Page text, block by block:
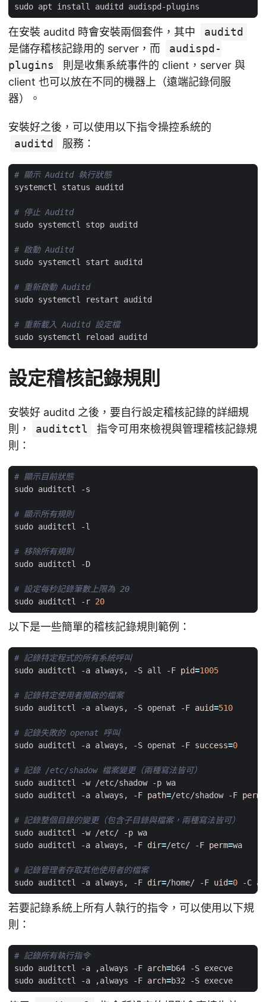
在安裝 auditd 時會安裝兩個套件，其中
auditd
是儲存稽核記錄用的 server，而
audispd-
plugins
則是收集系統事件的 client，server 與
client 也可以放在不同的機器上（遠端記錄伺服
器）。
安裝好之後，可以使用以下指令操控系統的
auditd
服務：
# 顯示 Auditd 執行狀態
# 停止 Auditd
# 啟動 Auditd
# 重新啟動 Auditd
# 重新載入 Auditd 設定檔
設定稽核記錄規則
安裝好 auditd 之後，要自行設定稽核記錄的詳細規
則，
auditctl
指令可用來檢視與管理稽核記錄規
則：
# 顯示目前狀態
# 顯示所有規則
# 移除所有規則
# 設定每秒記錄筆數上限為 20
sudo auditctl -r 20
以下是一些簡單的稽核記錄規則範例：
# 記錄特定程式的所有系統呼叫
sudo auditctl -a always, -S all -F pid=1005
# 記錄特定使用者開啟的檔案
sudo auditctl -a always, -S openat -F auid=510
# 記錄失敗的 openat 呼叫
sudo auditctl -a always, -S openat -F success=0
# 記錄 /etc/shadow 檔案變更（兩種寫法皆可）
sudo auditctl -a always, -F path=/etc/shadow -F perm
# 記錄整個目錄的變更（包含子目錄與檔案，兩種寫法皆可）
sudo auditctl -a always, -F dir=/etc/ -F perm=
# 記錄管理者存取其他使用者的檔案
sudo auditctl -a always, -F dir=/home/ -F uid=0 -C
若要記錄系統上所有人執行的指令，可以使用以下規
則：
# 記錄所有執行指令
sudo auditctl -a ,always -F arch=
sudo auditctl -a ,always -F arch=